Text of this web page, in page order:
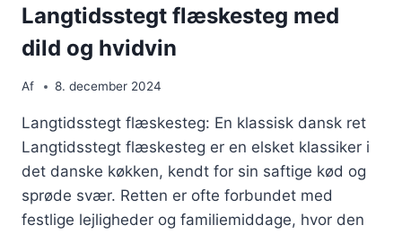
Langtidsstegt flæskesteg med
dild og hvidvin
Af 8. december 2024
Langtidsstegt flæskesteg: En klassisk dansk ret
Langtidsstegt flæskesteg er en elsket klassiker i
det danske køkken, kendt for sin saftige kød og
sprøde svær. Retten er ofte forbundet med
festlige lejligheder og familiemiddage, hvor den